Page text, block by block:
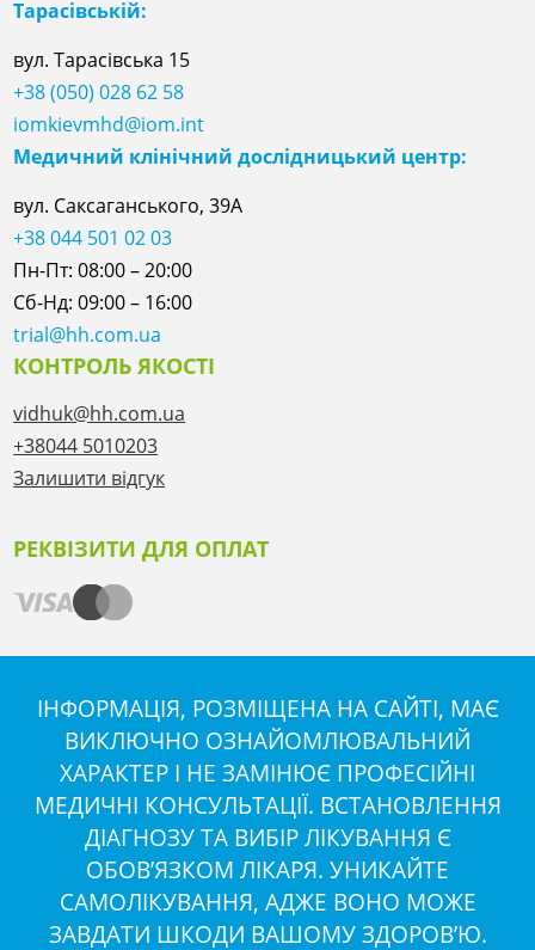
Тарасівській:
вул. Тарасівська 15
+38 (050) 028 62 58
iomkievmhd@iom.int
Медичний клінічний дослідницький центр:
вул. Саксаганського, 39А
+38 044 501 02 03
Пн-Пт: 08:00 – 20:00
Сб-Нд: 09:00 – 16:00
trial@hh.com.ua
КОНТРОЛЬ ЯКОСТІ
vidhuk@hh.com.ua
+38044 5010203
Залишити відгук
РЕКВІЗИТИ ДЛЯ ОПЛАТ
ІНФОРМАЦІЯ, РОЗМІЩЕНА НА САЙТІ, МАЄ
ВИКЛЮЧНО ОЗНАЙОМЛЮВАЛЬНИЙ
ХАРАКТЕР І НЕ ЗАМІНЮЄ ПРОФЕСІЙНІ
МЕДИЧНІ КОНСУЛЬТАЦІЇ. ВСТАНОВЛЕННЯ
ДІАГНОЗУ ТА ВИБІР ЛІКУВАННЯ Є
ОБОВ’ЯЗКОМ ЛІКАРЯ. УНИКАЙТЕ
САМОЛІКУВАННЯ, АДЖЕ ВОНО МОЖЕ
ЗАВДАТИ ШКОДИ ВАШОМУ ЗДОРОВ’Ю.